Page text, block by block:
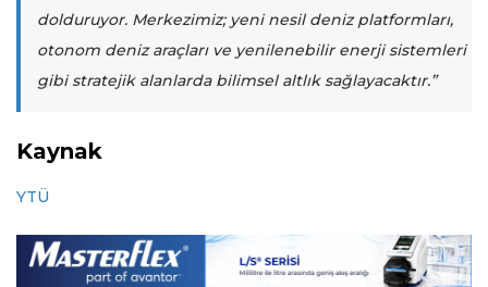
dolduruyor. Merkezimiz; yeni nesil deniz platformları,
otonom deniz araçları ve yenilenebilir enerji sistemleri
gibi stratejik alanlarda bilimsel altlık sağlayacaktır.”
Kaynak
YTÜ